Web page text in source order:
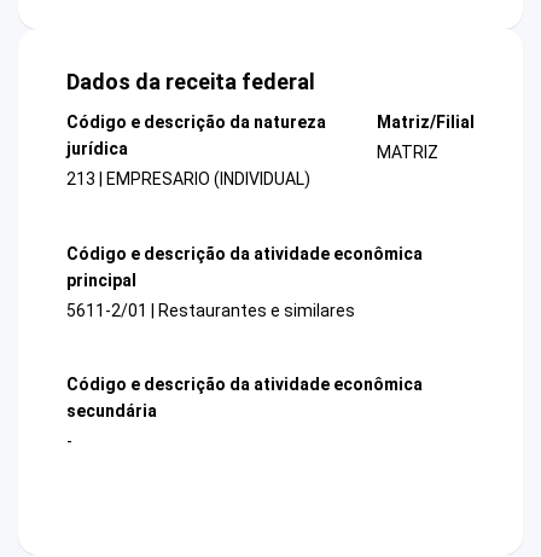
Dados da receita federal
Código e descrição da natureza
jurídica
213 | EMPRESARIO (INDIVIDUAL)
Matriz/Filial
MATRIZ
Código e descrição da atividade econômica
principal
5611-2/01 | Restaurantes e similares
Código e descrição da atividade econômica
secundária
-